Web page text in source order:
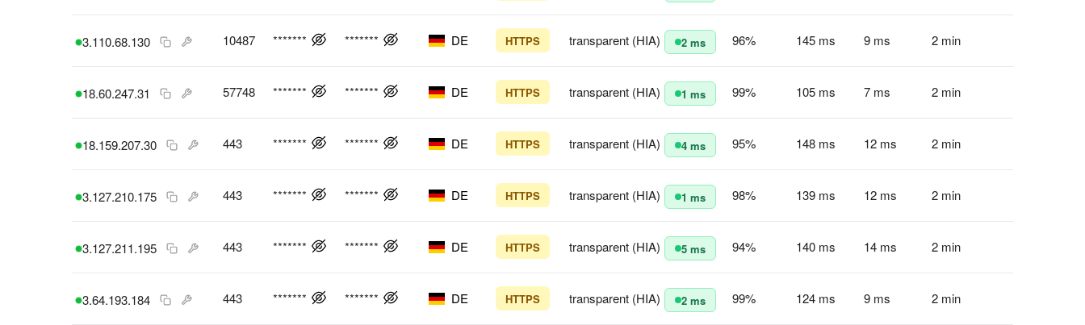
3.110.68.130 10487 ******* ******* DE HTTPS transparent (HIA) 2 ms 96% 145 ms 9 ms 2 min
18.60.247.31 57748 ******* ******* DE HTTPS transparent (HIA) 1 ms 99% 105 ms 7 ms 2 min
18.159.207.30 443 ******* ******* DE HTTPS transparent (HIA) 4 ms 95% 148 ms 12 ms 2 min
3.127.210.175 443 ******* ******* DE HTTPS transparent (HIA) 1 ms 98% 139 ms 12 ms 2 min
3.127.211.195 443 ******* ******* DE HTTPS transparent (HIA) 5 ms 94% 140 ms 14 ms 2 min
3.64.193.184 443 ******* ******* DE HTTPS transparent (HIA) 2 ms 99% 124 ms 9 ms 2 min